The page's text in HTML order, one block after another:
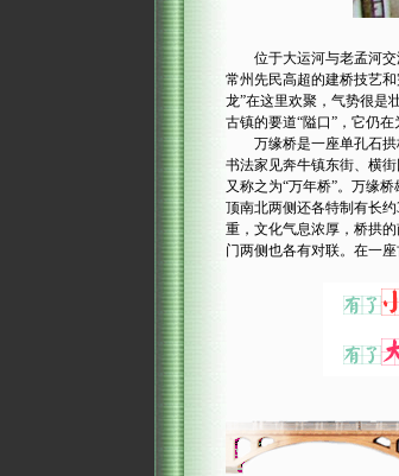
位于大运河与老孟河交
常州先民高超的建桥技艺
龙”在这里欢聚，气势很是
古镇的要道“隘口”，它仍在
万缘桥是一座单孔石拱
书法家见奔牛镇东街、横
又称之为“万年桥”。万缘
顶南北两侧还各特制有长
重，文化气息浓厚，桥拱
门两侧也各有对联。在一